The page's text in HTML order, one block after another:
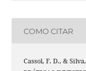
COMO CITAR
Cassol, F. D., &